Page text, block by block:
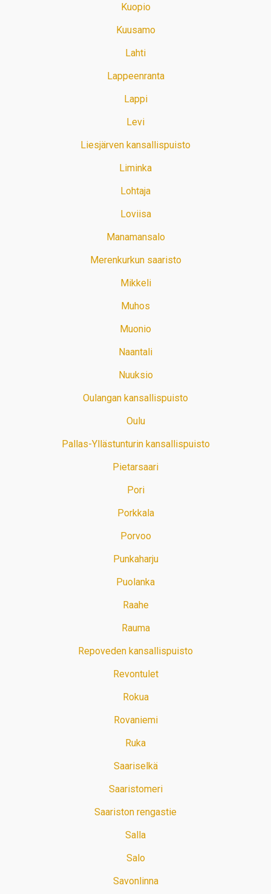
Kuopio
Kuusamo
Lahti
Lappeenranta
Lappi
Levi
Liesjärven kansallispuisto
Liminka
Lohtaja
Loviisa
Manamansalo
Merenkurkun saaristo
Mikkeli
Muhos
Muonio
Naantali
Nuuksio
Oulangan kansallispuisto
Oulu
Pallas-Yllästunturin kansallispuisto
Pietarsaari
Pori
Porkkala
Porvoo
Punkaharju
Puolanka
Raahe
Rauma
Repoveden kansallispuisto
Revontulet
Rokua
Rovaniemi
Ruka
Saariselkä
Saaristomeri
Saariston rengastie
Salla
Salo
Savonlinna